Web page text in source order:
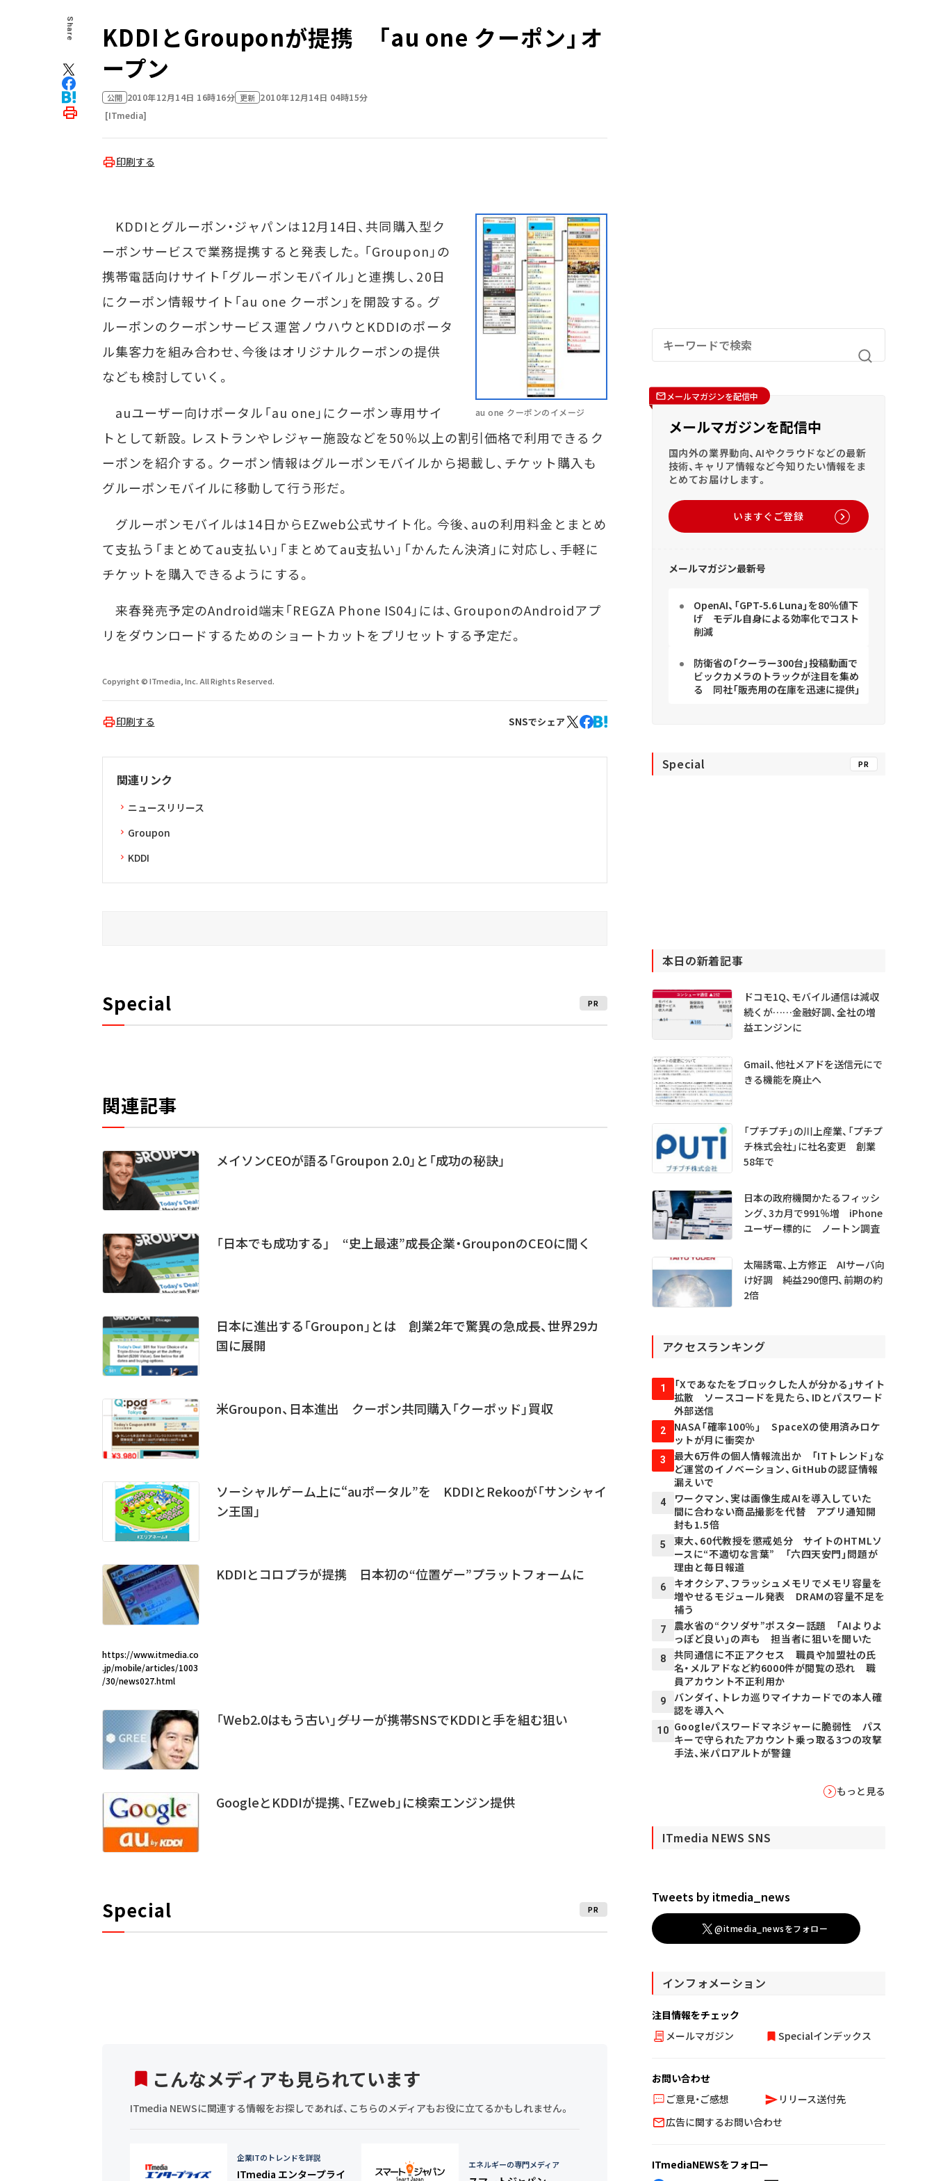
Share
KDDIとGrouponが提携 「au one クーポン」オ
ープン
公開 2010年12月14日 16時16分 更新 2010年12月14日 04時15分
[ITmedia]
印刷する
au one クーポンのイメージ
KDDIとグルーポン・ジャパンは12月14日、共同購入型ク
ーポンサービスで業務提携すると発表した。「Groupon」の
携帯電話向けサイト「グルーポンモバイル」と連携し、20日
にクーポン情報サイト「au one クーポン」を開設する。グ
ルーポンのクーポンサービス運営ノウハウとKDDIのポータ
ル集客力を組み合わせ、今後はオリジナルクーポンの提供
なども検討していく。
auユーザー向けポータル「au one」にクーポン専用サイ
トとして新設。レストランやレジャー施設などを50％以上の割引価格で利用できるク
ーポンを紹介する。クーポン情報はグルーポンモバイルから掲載し、チケット購入も
グルーポンモバイルに移動して行う形だ。
グルーポンモバイルは14日からEZweb公式サイト化。今後、auの利用料金とまとめ
て支払う「まとめてau支払い」「まとめてau支払い」「かんたん決済」に対応し、手軽に
チケットを購入できるようにする。
来春発売予定のAndroid端末「REGZA Phone IS04」には、GrouponのAndroidアプ
リをダウンロードするためのショートカットをプリセットする予定だ。
Copyright © ITmedia, Inc. All Rights Reserved.
印刷する SNSでシェア
関連リンク
ニュースリリース
Groupon
KDDI
Special PR
関連記事
メイソンCEOが語る「Groupon 2.0」と「成功の秘訣」
「日本でも成功する」 “史上最速”成長企業・GrouponのCEOに聞く
日本に進出する「Groupon」とは 創業2年で驚異の急成長、世界29カ
国に展開
米Groupon、日本進出 クーポン共同購入「クーポッド」買収
ソーシャルゲーム上に“auポータル”を KDDIとRekooが「サンシャイ
ン王国」
KDDIとコロプラが提携 日本初の“位置ゲー”プラットフォームに
https://www.itmedia.co
.jp/mobile/articles/1003
/30/news027.html
「Web2.0はもう古い」――グリーが携帯SNSでKDDIと手を組む狙い
GoogleとKDDIが提携、「EZweb」に検索エンジン提供
Special PR
こんなメディアも見られています
ITmedia NEWSに関連する情報をお探しであれば、こちらのメディアもお役に立てるかもしれません。
企業ITのトレンドを詳説
ITmedia エンタープライ
エネルギーの専門メディア
メールマガジンを配信中
メールマガジンを配信中
国内外の業界動向、AIやクラウドなどの最新
技術、キャリア情報など今知りたい情報をま
とめてお届けします。
いますぐご登録
メールマガジン最新号
OpenAI、「GPT-5.6 Luna」を80％値下
げ モデル自身による効率化でコスト
削減
防衛省の「クーラー300台」投稿動画で
ビックカメラのトラックが注目を集め
る 同社「販売用の在庫を迅速に提供」
Special PR
本日の新着記事
ドコモ1Q、モバイル通信は減収
続くが……金融好調、全社の増
益エンジンに
Gmail、他社メアドを送信元にで
きる機能を廃止へ
「プチプチ」の川上産業、「プチプ
チ株式会社」に社名変更 創業
58年で
日本の政府機関かたるフィッシ
ング、3カ月で991％増 iPhone
ユーザー標的に ノートン調査
太陽誘電、上方修正 AIサーバ向
け好調 純益290億円、前期の約
2倍
アクセスランキング
1
「Xであなたをブロックした人が分かる」サイト
拡散 ソースコードを見たら、IDとパスワード
外部送信
2
NASA「確率100％」 SpaceXの使用済みロケ
ットが月に衝突か
3
最大6万件の個人情報流出か 「ITトレンド」な
ど運営のイノベーション、GitHubの認証情報
漏えいで
4
ワークマン、実は画像生成AIを導入していた
間に合わない商品撮影を代替 アプリ通知開
封も1.5倍
5
東大、60代教授を懲戒処分 サイトのHTMLソ
ースに“不適切な言葉” 「六四天安門」問題が
理由と毎日報道
6
キオクシア、フラッシュメモリでメモリ容量を
増やせるモジュール発表 DRAMの容量不足を
補う
7
農水省の“クソダサ”ポスター話題 「AIよりよ
っぽど良い」の声も 担当者に狙いを聞いた
8
共同通信に不正アクセス 職員や加盟社の氏
名・メルアドなど約6000件が閲覧の恐れ 職
員アカウント不正利用か
9
バンダイ、トレカ巡りマイナカードでの本人確
認を導入へ
10 Googleパスワードマネジャーに脆弱性 パス
キーで守られたアカウント乗っ取る3つの攻撃
手法、米パロアルトが警鐘
もっと見る
ITmedia NEWS SNS
Tweets by itmedia_news
@itmedia_newsをフォロー
インフォメーション
注目情報をチェック
メールマガジン
Specialインデックス
お問い合わせ
ご意見・ご感想
リリース送付先
広告に関するお問い合わせ
ITmediaNEWSをフォロー